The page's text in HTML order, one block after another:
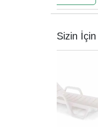
Sizin